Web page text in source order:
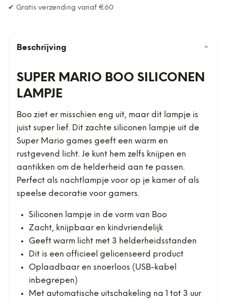
✔ Gratis verzending vanaf €60
Beschrijving ⌄
SUPER MARIO BOO SILICONEN
LAMPJE
Boo ziet er misschien eng uit, maar dit lampje is
juist super lief. Dit zachte siliconen lampje uit de
Super Mario games geeft een warm en
rustgevend licht. Je kunt hem zelfs knijpen en
aantikken om de helderheid aan te passen.
Perfect als nachtlampje voor op je kamer of als
speelse decoratie voor gamers.
Siliconen lampje in de vorm van Boo
Zacht, knijpbaar en kindvriendelijk
Geeft warm licht met 3 helderheidsstanden
Dit is een officieel gelicenseerd product
Oplaadbaar en snoerloos (USB-kabel
inbegrepen)
Met automatische uitschakeling na 1 tot 3 uur